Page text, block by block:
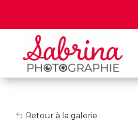
Retour à la galerie